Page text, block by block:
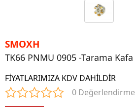
SMOXH
TK66 PNMU 0905 -Tarama Kafa
FİYATLARIMIZA KDV DAHİLDİR
0 Değerlendirme